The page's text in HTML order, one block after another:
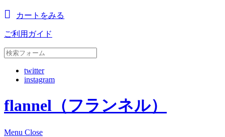
カートをみる
ご利用ガイド
twitter
instagram
flannel（フランネル）
Menu Close